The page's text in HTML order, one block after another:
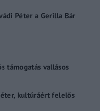
Péter a Gerilla Bár
támogatás vallásos
kultúráért felelős